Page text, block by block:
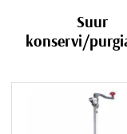
Suur
konservi/